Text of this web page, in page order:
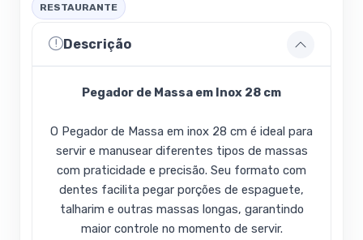
RESTAURANTE
Descrição
Pegador de Massa em Inox 28 cm
O Pegador de Massa em inox 28 cm é ideal para
servir e manusear diferentes tipos de massas
com praticidade e precisão. Seu formato com
dentes facilita pegar porções de espaguete,
talharim e outras massas longas, garantindo
maior controle no momento de servir.